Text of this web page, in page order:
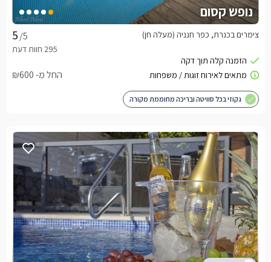
נופש קסום
/5 צימרים בכנרת, כפר חנניה (מעלה חן)
החל מ- ₪600
גקוזי בכל סוויטה ובריכה מחוממת מקורה